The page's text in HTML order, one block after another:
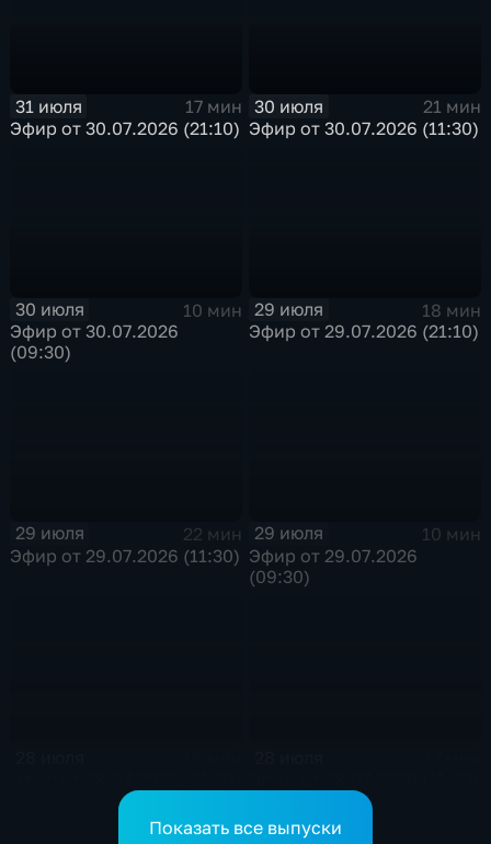
31 июля
17 мин
Эфир от 30.07.2026 (21:10)
30 июля
21 мин
Эфир от 30.07.2026 (11:30)
30 июля
10 мин
Эфир от 30.07.2026
(09:30)
29 июля
18 мин
Эфир от 29.07.2026 (21:10)
29 июля
22 мин
Эфир от 29.07.2026 (11:30)
29 июля
10 мин
Эфир от 29.07.2026
(09:30)
Показать все выпуски